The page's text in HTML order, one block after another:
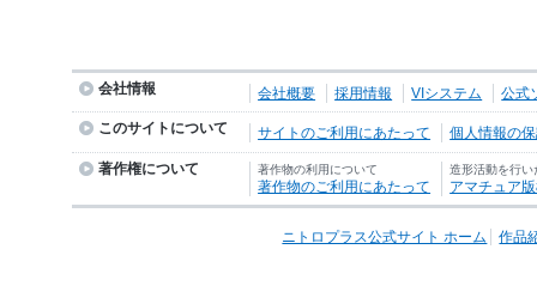
会社情報 会社概要 採用情報 VIシステム 公式
このサイトについて サイトのご利用にあたって 個人情報の
著作権について 著作物の利用について
著作物のご利用にあたって
造形活動を行い
アマチュア
ニトロプラス公式サイト ホーム 作品